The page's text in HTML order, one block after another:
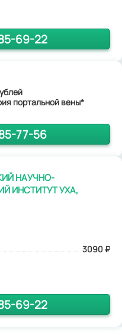
69-22
портальной вены*
77-56
НАУЧНО-
ИНСТИТУТ УХА,
3090 ₽
69-22